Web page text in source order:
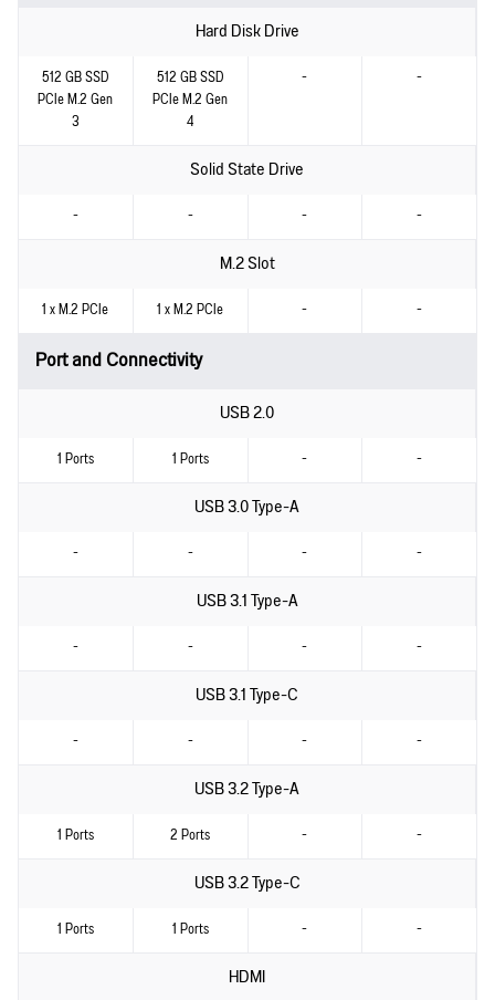
Hard Disk Drive
512 GB SSD
PCIe M.2 Gen
3
512 GB SSD
PCIe M.2 Gen
4
- -
Solid State Drive
- - - -
M.2 Slot
1 x M.2 PCIe 1 x M.2 PCIe - -
Port and Connectivity
USB 2.0
1 Ports 1 Ports - -
USB 3.0 Type-A
- - - -
USB 3.1 Type-A
- - - -
USB 3.1 Type-C
- - - -
USB 3.2 Type-A
1 Ports 2 Ports - -
USB 3.2 Type-C
1 Ports 1 Ports - -
HDMI